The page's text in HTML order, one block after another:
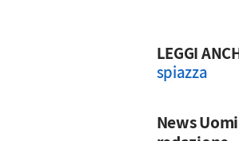
LEGGI
spiazza
News